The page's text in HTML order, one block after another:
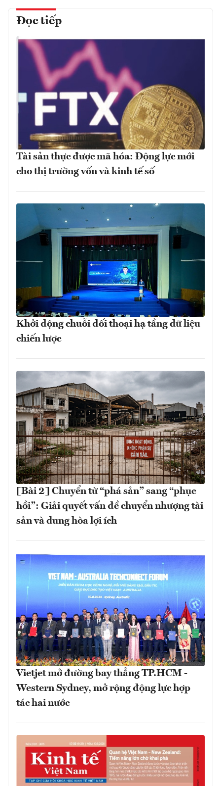
Đọc tiếp
Tài sản thực được mã hóa: Động lực mới
cho thị trường vốn và kinh tế số
Khởi động chuỗi đối thoại hạ tầng dữ liệu
chiến lược
[Bài 2] Chuyển từ “phá sản” sang “phục
hồi”: Giải quyết vấn đề chuyển nhượng tài
sản và dung hòa lợi ích
Vietjet mở đường bay thẳng TP.HCM -
Western Sydney, mở rộng động lực hợp
tác hai nước